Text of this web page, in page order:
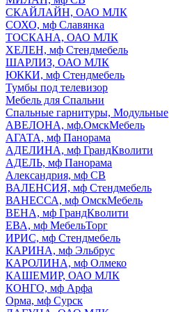
СКАЙЛАЙН, ОАО МЛК
СОХО, мф Славянка
ТОСКАНА, ОАО МЛК
ХЕЛЕН, мф Стендмебель
ШАРЛИЗ, ОАО МЛК
ЮККИ, мф Стендмебель
Тумбы под телевизор
Мебель для Спальни
Спальные гарнитуры, Модульные
АВЕЛОНА, мф.ОмскМебель
АГАТА, мф Панорама
АДЕЛИНА, мф ГрандКволити
АДЕЛЬ, мф Панорама
Александрия, мф СВ
ВАЛЕНСИЯ, мф Стендмебель
ВАНЕССА, мф ОмскМебель
ВЕНА, мф ГрандКволити
ЕВА, мф МебельТорг
ИРИС, мф Стендмебель
КАРИНА, мф Эльбрус
КАРОЛИНА, мф Олмеко
КАШЕМИР, ОАО МЛК
КОНГО, мф Арфа
Орма, мф Сурск